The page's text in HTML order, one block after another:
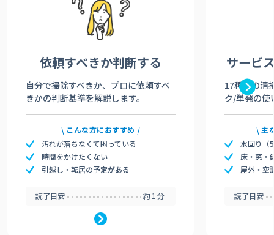
依頼すべきか判断する
自分で掃除すべきか、プロに依頼すべ
きかの判断基準を解説します。
こんな方におすすめ
汚れが落ちなくて困っている
時間をかけたくない
引越し・転居の予定がある
読了目安 約1分
サービ
17種類の清
ク/単発の使
主
水回り（
床・窓・
屋外・空
読了目安